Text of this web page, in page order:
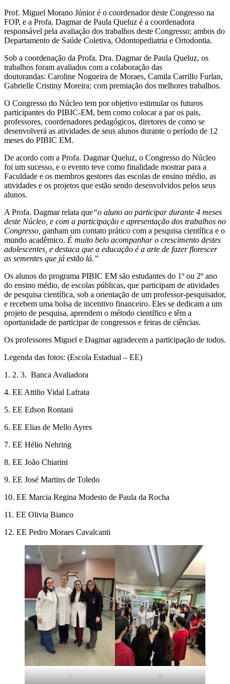
Prof. Miguel Morano Júnior é o coordenador deste Congresso na
FOP, e a Profa. Dagmar de Paula Queluz é a coordenadora
responsável pela avaliação dos trabalhos deste Congresso; ambos do
Departamento de Saúde Coletiva, Odontopediatria e Ortodontia.
Sob a coordenação da Profa. Dra. Dagmar de Paula Queluz, os
trabalhos foram avaliados com a colaboração das
doutorandas: Caroline Nogueira de Moraes, Camila Carrillo Furlan,
Gabrielle Cristiny Moreira; com premiação dos melhores trabalhos.
O Congresso do Núcleo tem por objetivo estimular os futuros
participantes do PIBIC-EM, bem como colocar a par os pais,
professores, coordenadores pedagógicos, diretores de como se
desenvolverá as atividades de seus alunos durante o período de 12
meses do PIBIC EM.
De acordo com a Profa. Dagmar Queluz, o Congresso do Núcleo
foi um sucesso, e o evento teve como finalidade mostrar para a
Faculdade e os membros gestores das escolas de ensino médio, as
atividades e os projetos que estão sendo desenvolvidos pelos seus
alunos.
A Profa. Dagmar relata que“o aluno ao participar durante 4 meses
deste Núcleo, e com a participação e apresentação dos trabalhos no
Congresso, ganham um contato prático com a pesquisa científica e o
mundo acadêmico. É muito belo acompanhar o crescimento destes
adolescentes, e destaca que a educação é a arte de fazer florescer
as sementes que já estão lá.”
Os alunos do programa PIBIC EM são estudantes do 1º ou 2º ano
do ensino médio, de escolas públicas, que participam de atividades
de pesquisa científica, sob a orientação de um professor-pesquisador,
e recebem uma bolsa de incentivo financeiro. Eles se dedicam a um
projeto de pesquisa, aprendem o método científico e têm a
oportunidade de participar de congressos e feiras de ciências.
Os professores Miguel e Dagmar agradecem a participação de todos.
Legenda das fotos: (Escola Estadual – EE)
1. 2. 3. Banca Avaliadora
4. EE Attilio Vidal Lafrata
5. EE Edson Rontani
6. EE Elias de Mello Ayres
7. EE Hélio Nehring
8. EE João Chiarini
9. EE José Martins de Toledo
10. EE Marcia Regina Modesto de Paula da Rocha
11. EE Olivia Bianco
12. EE Pedro Moraes Cavalcanti
1 2